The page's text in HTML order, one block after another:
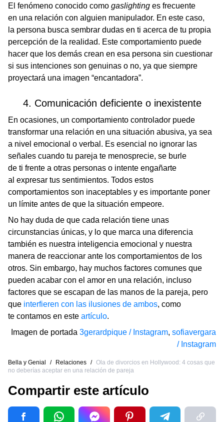
El fenómeno conocido como gaslighting es frecuente
en una relación con alguien manipulador. En este caso,
la persona busca sembrar dudas en ti acerca de tu propia
percepción de la realidad. Este comportamiento puede
hacer que los demás crean en esa persona sin cuestionar
si sus intenciones son genuinas o no, ya que siempre
proyectará una imagen “encantadora”.
4. Comunicación deficiente o inexistente
En ocasiones, un comportamiento controlador puede
transformar una relación en una situación abusiva, ya sea
a nivel emocional o verbal. Es esencial no ignorar las
señales cuando tu pareja te menosprecie, se burle
de ti frente a otras personas o intente engañarte
al expresar tus sentimientos. Todos estos
comportamientos son inaceptables y es importante poner
un límite antes de que la situación empeore.
No hay duda de que cada relación tiene unas
circunstancias únicas, y lo que marca una diferencia
también es nuestra inteligencia emocional y nuestra
manera de reaccionar ante los comportamientos de los
otros. Sin embargo, hay muchos factores comunes que
pueden acabar con el amor en una relación, incluso
factores que se escapan de las manos de la pareja, pero
que interfieren con las ilusiones de ambos, como
te contamos en este artículo.
Imagen de portada 3gerardpique / Instagram, sofiavergara
/ Instagram
Bella y Genial / Relaciones / Ola de divorcios en Hollywood: 4 cosas que
no deberías aceptar en una relación de pareja
Compartir este artículo